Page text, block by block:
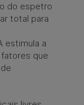
do espetro
total para
estimula a
que